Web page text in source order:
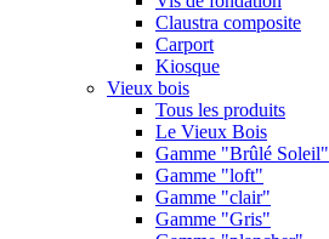
Claustra composite
Carport
Kiosque
Vieux bois
Tous les produits
Le Vieux Bois
Gamme "Brûlé Soleil"
Gamme "loft"
Gamme "clair"
Gamme "Gris"